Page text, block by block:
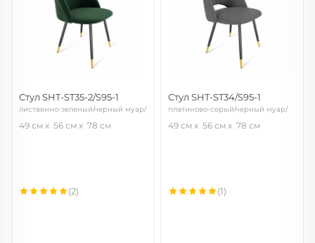
Стул SHT-ST35-2/S95-1
лиственно-зеленый/черный муар/
золото
49 см 56 см 78 см
(2)
Стул SHT-ST34/S95-1
платиново-серый/черный муар/
золото
49 см 56 см 78 см
(1)